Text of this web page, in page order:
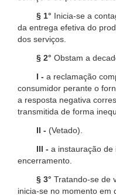
§ 1° Inicia-se a
da entrega efetiva do
dos serviços.
§ 2° Obstam a
I - a reclamação
consumidor perante o
a resposta negativa
transmitida de forma
II - (Vetado).
III - a instauração de
encerramento.
§ 3° Tratando-se de
inicia-se no momento em